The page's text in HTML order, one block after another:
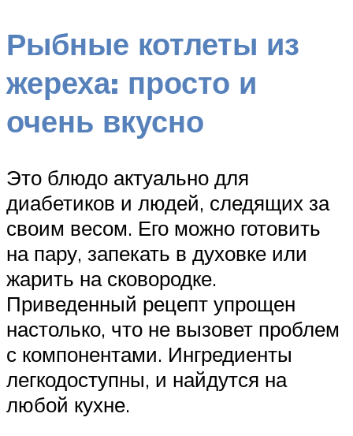
Рыбные котлеты из
жереха: просто и
очень вкусно
Это блюдо актуально для
диабетиков и людей, следящих за
своим весом. Его можно готовить
на пару, запекать в духовке или
жарить на сковородке.
Приведенный рецепт упрощен
настолько, что не вызовет проблем
с компонентами. Ингредиенты
легкодоступны, и найдутся на
любой кухне.